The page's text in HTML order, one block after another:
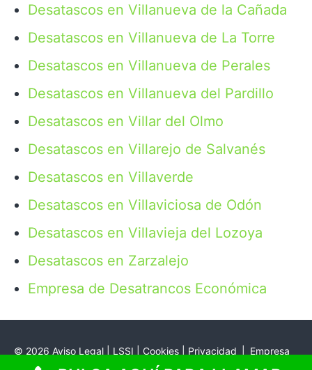
Desatascos en Villanueva de la Cañada
Desatascos en Villanueva de La Torre
Desatascos en Villanueva de Perales
Desatascos en Villanueva del Pardillo
Desatascos en Villar del Olmo
Desatascos en Villarejo de Salvanés
Desatascos en Villaverde
Desatascos en Villaviciosa de Odón
Desatascos en Villavieja del Lozoya
Desatascos en Zarzalejo
Empresa de Desatrancos Económica
© 2026 Aviso Legal | LSSI | Cookies | Privacidad
Empresa
de desatrancos y pocería en Madrid y Guadalajara